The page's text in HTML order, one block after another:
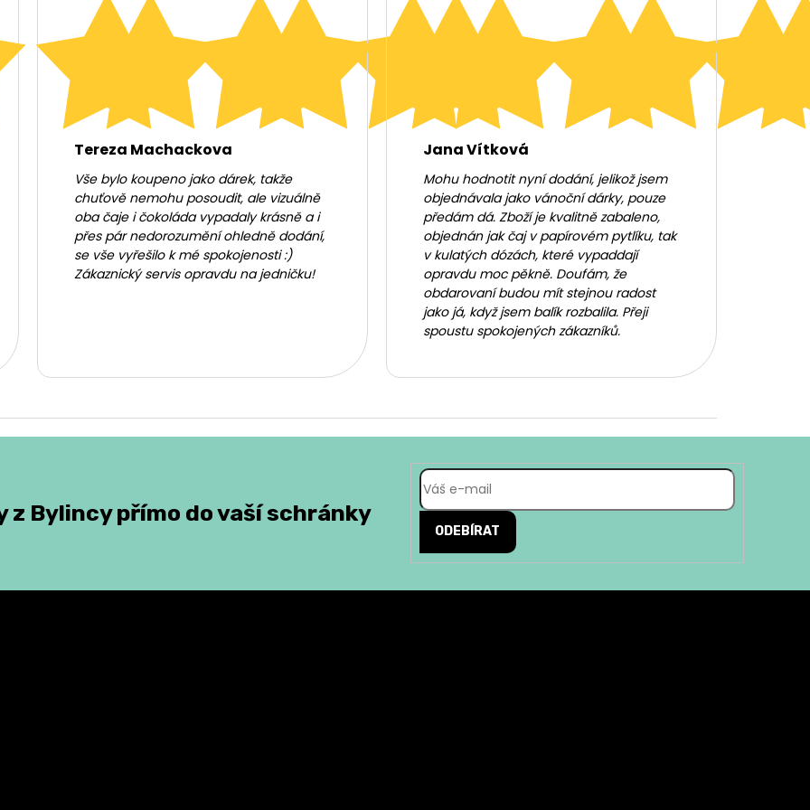
Tereza Machackova
Vše bylo koupeno jako dárek, takže
chuťově nemohu posoudit, ale vizuálně
oba čaje i čokoláda vypadaly krásně a i
přes pár nedorozumění ohledně dodání,
se vše vyřešilo k mé spokojenosti :)
Zákaznický servis opravdu na jedničku!
Jana Vítková
Mohu hodnotit nyní dodání, jelikož jsem
objednávala jako vánoční dárky, pouze
předám dá. Zboží je kvalitně zabaleno,
objednán jak čaj v papírovém pytlíku, tak
v kulatých dózách, které vypaddají
opravdu moc pěkně. Doufám, že
obdarovaní budou mít stejnou radost
jako já, když jsem balík rozbalila. Přeji
spoustu spokojených zákazníků.
z Bylincy přímo do vaší schránky
ODEBÍRAT